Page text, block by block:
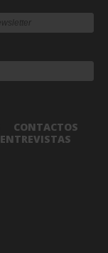
CONTACTOS
ENTREVISTAS